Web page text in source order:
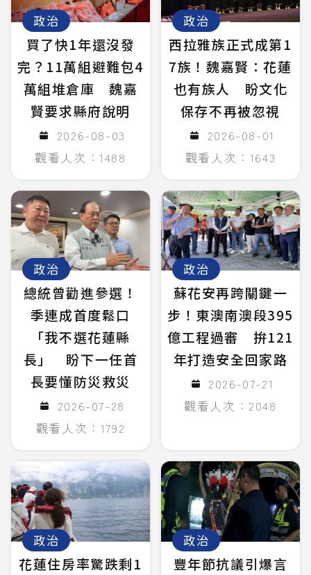
政治
買了快1年還沒發
完？11萬組避難包4
萬組堆倉庫 魏嘉
賢要求縣府說明
2026-08-03
觀看人次：1488
政治
西拉雅族正式成第1
7族！魏嘉賢：花蓮
也有族人 盼文化
保存不再被忽視
2026-08-01
觀看人次：1643
政治
總統曾勸進參選！
季連成首度鬆口
「我不選花蓮縣
長」 盼下一任首
長要懂防災救災
2026-07-28
觀看人次：1792
政治
蘇花安再跨關鍵一
步！東澳南澳段395
億工程過審 拚121
年打造安全回家路
2026-07-21
觀看人次：2048
政治
花蓮住房率驚跌剩1
政治
豐年節抗議引爆言